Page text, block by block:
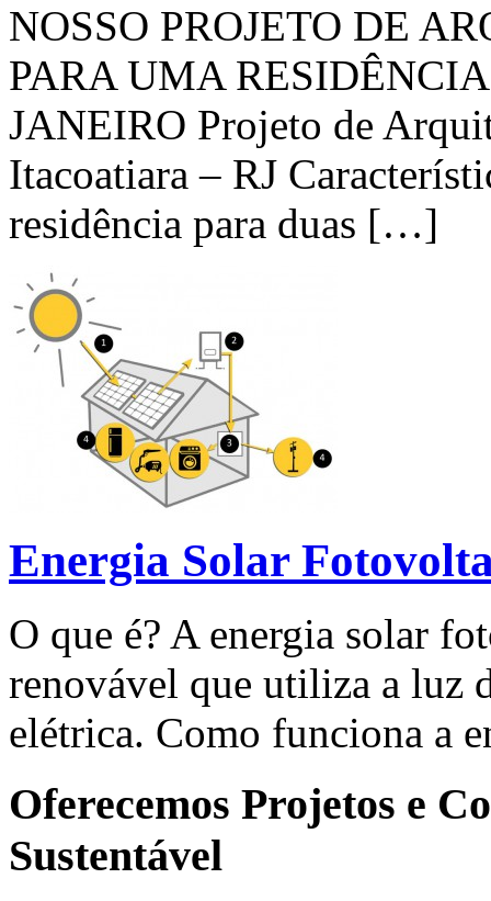
NOSSO PROJETO DE
PARA UMA
JANEIRO Projeto de
Itacoatiara – RJ
residência para duas […]
Energia Solar
O que é? A energia solar
renovável que utiliza a luz
elétrica. Como funciona a
Oferecemos Projetos e
Sustentável